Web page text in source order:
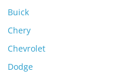
Buick
Chery
Chevrolet
Dodge